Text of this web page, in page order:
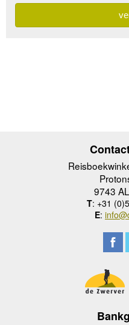
9743
T: +31
E: